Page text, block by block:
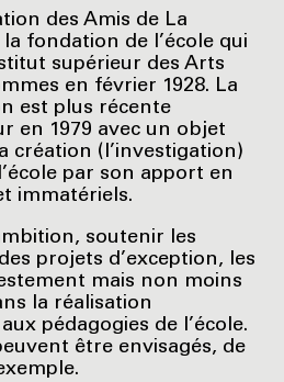
des Amis de La
fondation de l’école qui
supérieur des Arts
en février 1928. La
est plus récente
en 1979 avec un objet
création (l’investigation)
par son apport en
immatériels.
soutenir les
projets d’exception, les
mais non moins
la réalisation
pédagogies de l’école.
être envisagés, de